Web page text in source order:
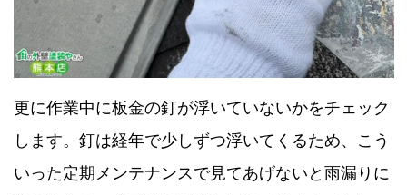
更に作業中に板金の釘が浮いていないかをチェック
します。釘は経年で少しずつ浮いてくるため、こう
いった定期メンテナンスで見てあげないと雨漏りに